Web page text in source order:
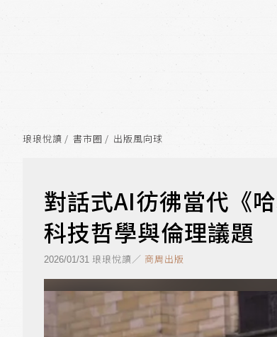
琅琅悅讀 書市圈 出版風向球
對話式AI彷彿當代《
科技哲學與倫理議題
2026/01/31 琅琅悅讀／ 商周出版